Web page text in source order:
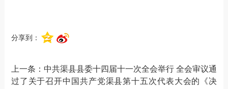
分享到：
上一条： 中共渠县县委十四届十一次全会举行 全会审议通
过了关于召开中国共产党渠县第十五次代表大会的《决